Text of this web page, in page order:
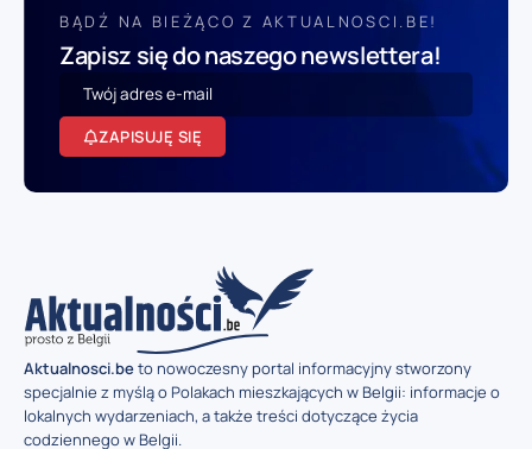
BĄDŹ NA BIEŻĄCO Z AKTUALNOSCI.BE!
Zapisz się do naszego newslettera!
ZAPISUJĘ SIĘ
Aktualnosci.beto nowoczesny portal informacyjny stworzony
specjalnie z myślą o Polakach mieszkających w Belgii: informacje o
lokalnych wydarzeniach, a także treści dotyczące życia
codziennego w Belgii.